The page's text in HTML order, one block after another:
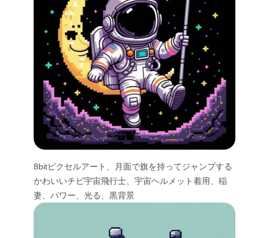
8bitピクセルアート、月面で旗を持ってジャンプする
かわいいチビ宇宙飛行士、宇宙ヘルメット着用、稲
妻、パワー、光る、黒背景